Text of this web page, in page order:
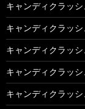
キャンディクラッ
キャンディクラッ
キャンディクラッ
キャンディクラッ
キャンディクラッ